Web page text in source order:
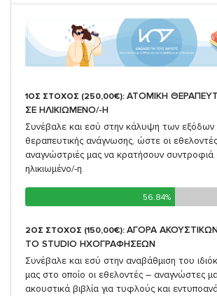
1ΟΣ ΣΤΟΧΟΣ (250,00€): ΑΤΟΜΙΚΗ
ΣΕ ΗΛΙΚΙΩΜΕΝΟ/-Η
Συνέβαλε και εσύ στην κάλυψη των εξόδων
θεραπευτικής ανάγνωσης, ώστε οι
αναγνώστριές μας να κρατήσουν
ηλικιωμένο/-η.
56.84%
56.84%
2ΟΣ ΣΤΟΧΟΣ (150,00€): ΑΓΟΡΑ ΑΚΟΥΣΤΙΚΩΝ
TO STUDIO ΗΧΟΓΡΑΦΗΣΕΩΝ
Συνέβαλε και εσύ στην αναβάθμιση του
μας στο οποίο οι εθελοντές – αναγνώστες
ακουστικά βιβλία για τυφλούς και